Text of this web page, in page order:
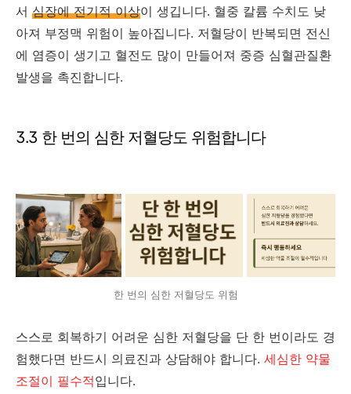
서 심장에 전기적 이상이 생깁니다. 혈중 칼륨 수치도 낮
아져 부정맥 위험이 높아집니다. 저혈당이 반복되면 전신
에 염증이 생기고 혈전도 많이 만들어져 중증 심혈관질환
발생을 촉진합니다.
3.3 한 번의 심한 저혈당도 위험합니다
한 번의 심한 저혈당도 위험
스스로 회복하기 어려운 심한 저혈당을 단 한 번이라도 경
험했다면 반드시 의료진과 상담해야 합니다. 세심한 약물
조절이 필수적입니다.